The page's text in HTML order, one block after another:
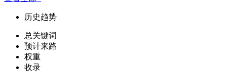
历史趋势
总关键词
预计来路
权重
收录